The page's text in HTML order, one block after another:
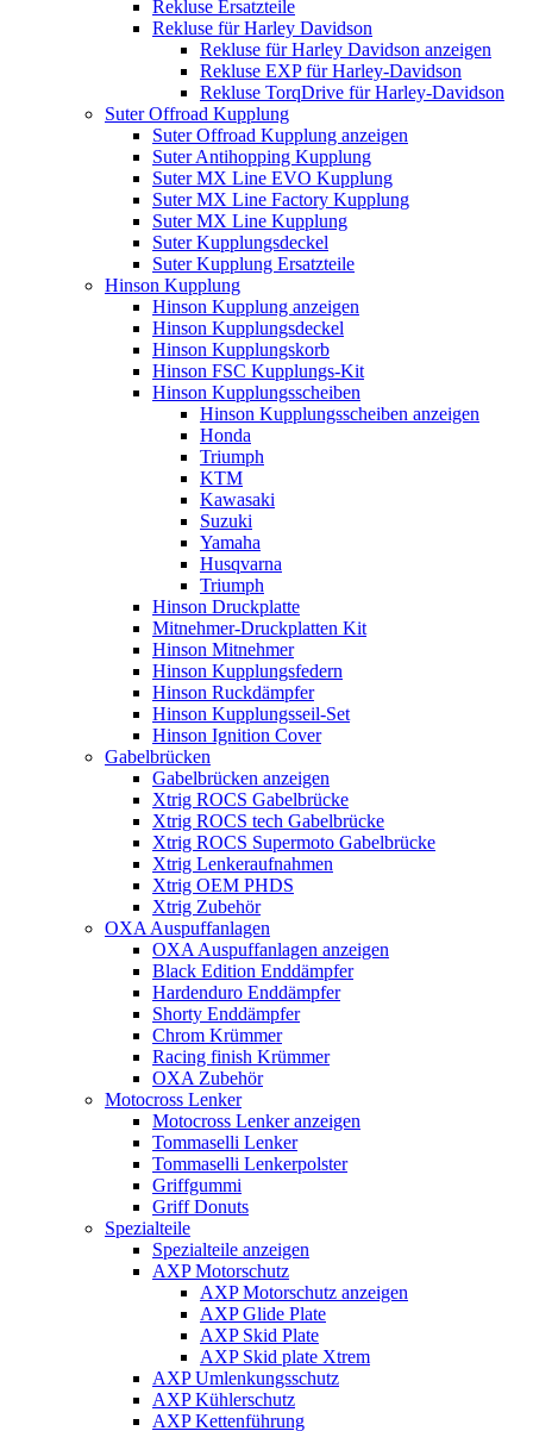
Rekluse Ersatzteile
Rekluse für Harley Davidson
Rekluse für Harley Davidson anzeigen
Rekluse EXP für Harley-Davidson
Rekluse TorqDrive für Harley-Davidson
Suter Offroad Kupplung
Suter Offroad Kupplung anzeigen
Suter Antihopping Kupplung
Suter MX Line EVO Kupplung
Suter MX Line Factory Kupplung
Suter MX Line Kupplung
Suter Kupplungsdeckel
Suter Kupplung Ersatzteile
Hinson Kupplung
Hinson Kupplung anzeigen
Hinson Kupplungsdeckel
Hinson Kupplungskorb
Hinson FSC Kupplungs-Kit
Hinson Kupplungsscheiben
Hinson Kupplungsscheiben anzeigen
Honda
Triumph
KTM
Kawasaki
Suzuki
Yamaha
Husqvarna
Triumph
Hinson Druckplatte
Mitnehmer-Druckplatten Kit
Hinson Mitnehmer
Hinson Kupplungsfedern
Hinson Ruckdämpfer
Hinson Kupplungsseil-Set
Hinson Ignition Cover
Gabelbrücken
Gabelbrücken anzeigen
Xtrig ROCS Gabelbrücke
Xtrig ROCS tech Gabelbrücke
Xtrig ROCS Supermoto Gabelbrücke
Xtrig Lenkeraufnahmen
Xtrig OEM PHDS
Xtrig Zubehör
OXA Auspuffanlagen
OXA Auspuffanlagen anzeigen
Black Edition Enddämpfer
Hardenduro Enddämpfer
Shorty Enddämpfer
Chrom Krümmer
Racing finish Krümmer
OXA Zubehör
Motocross Lenker
Motocross Lenker anzeigen
Tommaselli Lenker
Tommaselli Lenkerpolster
Griffgummi
Griff Donuts
Spezialteile
Spezialteile anzeigen
AXP Motorschutz
AXP Motorschutz anzeigen
AXP Glide Plate
AXP Skid Plate
AXP Skid plate Xtrem
AXP Umlenkungsschutz
AXP Kühlerschutz
AXP Kettenführung